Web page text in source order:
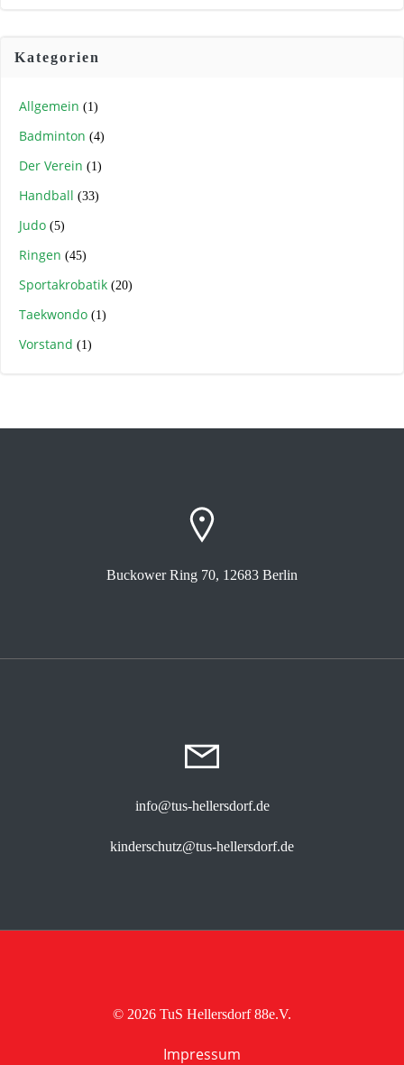
Kategorien
Allgemein (1)
Badminton (4)
Der Verein (1)
Handball (33)
Judo (5)
Ringen (45)
Sportakrobatik (20)
Taekwondo (1)
Vorstand (1)
Buckower Ring 70, 12683 Berlin
info@tus-hellersdorf.de
kinderschutz@tus-hellersdorf.de
© 2026 TuS Hellersdorf 88e.V.
Impressum